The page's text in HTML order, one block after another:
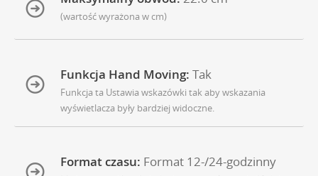
(wartość wyrażona w cm)
Funkcja Hand Moving: Tak
Funkcja ta Ustawia wskazówki tak aby wskazania
wyświetlacza były bardziej widoczne.
Format czasu: Format 12-/24-godzinny